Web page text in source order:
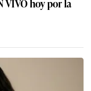
VIVO hoy por la